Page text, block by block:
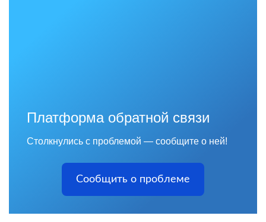
Платформа обратной связи
Столкнулись с проблемой — сообщите о ней!
Сообщить о проблеме